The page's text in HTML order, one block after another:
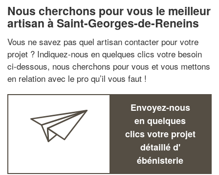
Nous cherchons pour vous le meilleur
artisan à Saint-Georges-de-Reneins
Vous ne savez pas quel artisan contacter pour votre
projet ? Indiquez-nous en quelques clics votre besoin
ci-dessous, nous cherchons pour vous et vous mettons
en relation avec le pro qu’il vous faut !
Envoyez-nous
en quelques
clics votre projet
détaillé d'
ébénisterie